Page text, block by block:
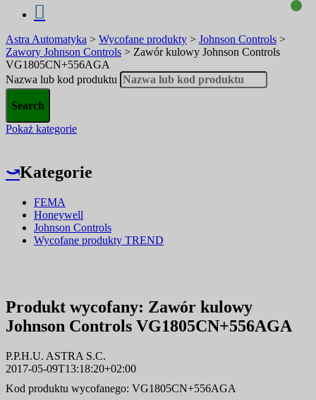
Astra Automatyka > Wycofane produkty > Johnson Controls >
Zawory Johnson Controls > Zawór kulowy Johnson Controls
VG1805CN+556AGA
Nazwa lub kod produktu
Pokaż kategorie
⤻Kategorie
FEMA
Honeywell
Johnson Controls
Wycofane produkty TREND
Produkt wycofany: Zawór kulowy
Johnson Controls VG1805CN+556AGA
P.P.H.U. ASTRA S.C.
2017-05-09T13:18:20+02:00
Kod produktu wycofanego: VG1805CN+556AGA